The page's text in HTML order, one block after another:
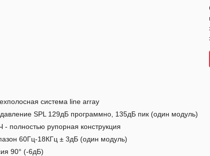
система line array
SPL 129дБ программно, 135дБ пик (один модуль)
полностью рупорная конструкция
60Гц-18КГц ± 3дБ (один модуль)
90° (-6дБ)